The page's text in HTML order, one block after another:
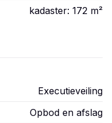
kadaster: 172 m²
Executieveiling
Opbod en afslag